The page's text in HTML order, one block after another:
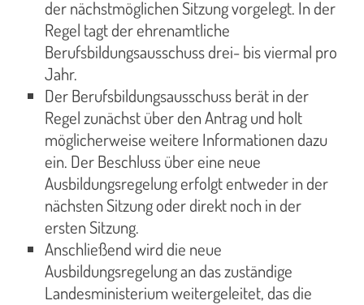
der nächstmöglichen Sitzung vorgelegt. In der
Regel tagt der ehrenamtliche
Berufsbildungsausschuss drei- bis viermal pro
Jahr.
Der Berufsbildungsausschuss berät in der
Regel zunächst über den Antrag und holt
möglicherweise weitere Informationen dazu
ein. Der Beschluss über eine neue
Ausbildungsregelung erfolgt entweder in der
nächsten Sitzung oder direkt noch in der
ersten Sitzung.
Anschließend wird die neue
Ausbildungsregelung an das zuständige
Landesministerium weitergeleitet, das die